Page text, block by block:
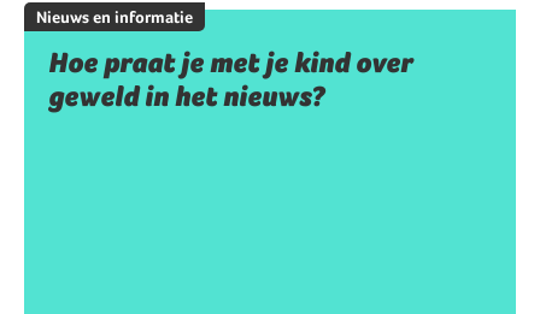
Nieuws en informatie
Hoe praat je met je kind over
geweld in het nieuws?